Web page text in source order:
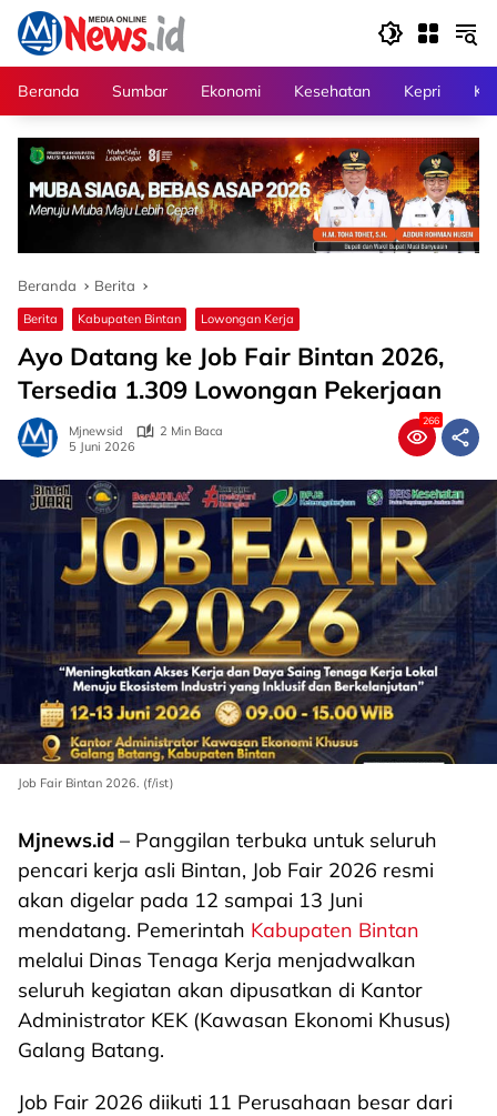
Langsung
konten
Beranda
Sumbar Ekonomi Kesehatan Kepri
Beranda Berita
Berita Kabupaten Bintan Lowongan Kerja
Ayo Datang ke Job Fair Bintan 2026,
Tersedia 1.309 Lowongan Pekerjaan
Mjnewsid
2 Min Baca
5 Juni 2026
266
Job Fair Bintan 2026. (f/ist)
Mjnews.id – Panggilan terbuka untuk seluruh
pencari kerja asli Bintan, Job Fair 2026 resmi
akan digelar pada 12 sampai 13 Juni
mendatang. Pemerintah Kabupaten Bintan
melalui Dinas Tenaga Kerja menjadwalkan
seluruh kegiatan akan dipusatkan di Kantor
Administrator KEK (Kawasan Ekonomi Khusus)
Galang Batang.
Job Fair 2026 diikuti 11 Perusahaan besar dari